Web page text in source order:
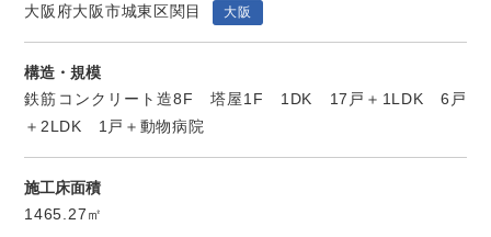
大阪府大阪市城東区関目
大阪
構造・規模
鉄筋コンクリート造8F 塔屋1F 1DK 17戸＋1LDK 6戸
＋2LDK 1戸＋動物病院
施工床面積
1465.27㎡